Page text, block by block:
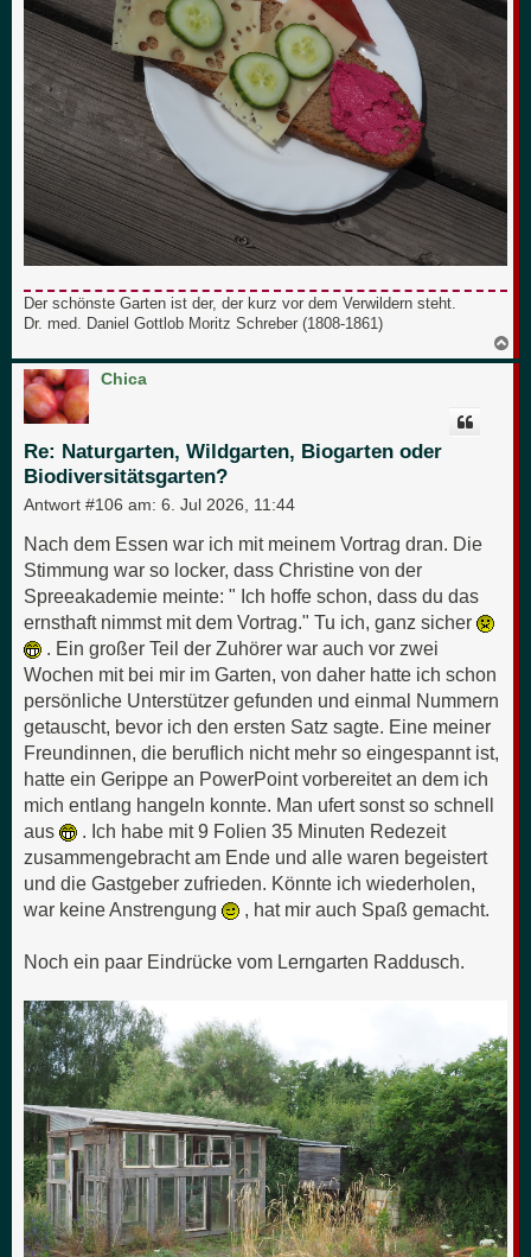
Der schönste Garten ist der, der kurz vor dem Verwildern steht.
Dr. med. Daniel Gottlob Moritz Schreber (1808-1861)
a
Chica
Re: Naturgarten, Wildgarten, Biogarten oder
Biodiversitätsgarten?
Antwort #106 am: 6. Jul 2026, 11:44
Nach dem Essen war ich mit meinem Vortrag dran. Die
Stimmung war so locker, dass Christine von der
Spreeakademie meinte: " Ich hoffe schon, dass du das
ernsthaft nimmst mit dem Vortrag." Tu ich, ganz sicher
. Ein großer Teil der Zuhörer war auch vor zwei
Wochen mit bei mir im Garten, von daher hatte ich schon
persönliche Unterstützer gefunden und einmal Nummern
getauscht, bevor ich den ersten Satz sagte. Eine meiner
Freundinnen, die beruflich nicht mehr so eingespannt ist,
hatte ein Gerippe an PowerPoint vorbereitet an dem ich
mich entlang hangeln konnte. Man ufert sonst so schnell
aus
. Ich habe mit 9 Folien 35 Minuten Redezeit
zusammengebracht am Ende und alle waren begeistert
und die Gastgeber zufrieden. Könnte ich wiederholen,
war keine Anstrengung
, hat mir auch Spaß gemacht.
Noch ein paar Eindrücke vom Lerngarten Raddusch.